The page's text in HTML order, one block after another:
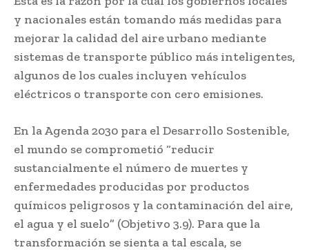
y nacionales están tomando más medidas para
mejorar la calidad del aire urbano mediante
sistemas de transporte público más inteligentes,
algunos de los cuales incluyen vehículos
eléctricos o transporte con cero emisiones.
En la Agenda 2030 para el Desarrollo Sostenible,
el mundo se comprometió “reducir
sustancialmente el número de muertes y
enfermedades producidas por productos
químicos peligrosos y la contaminación del aire,
el agua y el suelo” (Objetivo 3.9). Para que la
transformación se sienta a tal escala, se